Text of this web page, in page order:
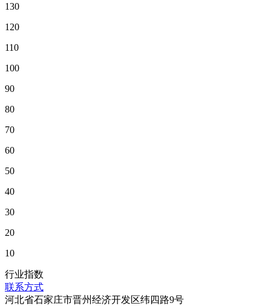
130
120
110
100
90
80
70
60
50
40
30
20
10
行业指数
联系方式
河北省石家庄市晋州经济开发区纬四路9号